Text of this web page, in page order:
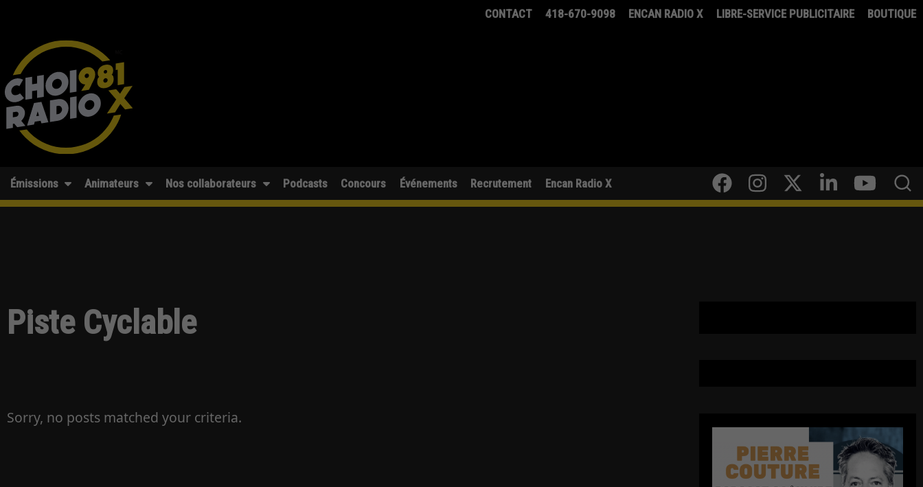
CONTACT 418-670-9098 ENCAN RADIO X LIBRE-SERVICE PUBLICITAIRE BOUTIQUE
Émissions Animateurs Nos collaborateurs Podcasts Concours Événements Recrutement Encan Radio X
Piste Cyclable
Sorry, no posts matched your criteria.